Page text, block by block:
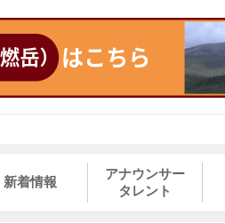
新着情報
アナウンサー
タレント